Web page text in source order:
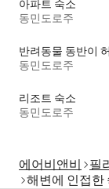
아파트 숙소
동민도로주
반려동물 동반이
동민도로주
리조트 숙소
동민도로주
에어비앤비 필
해변에 인접한